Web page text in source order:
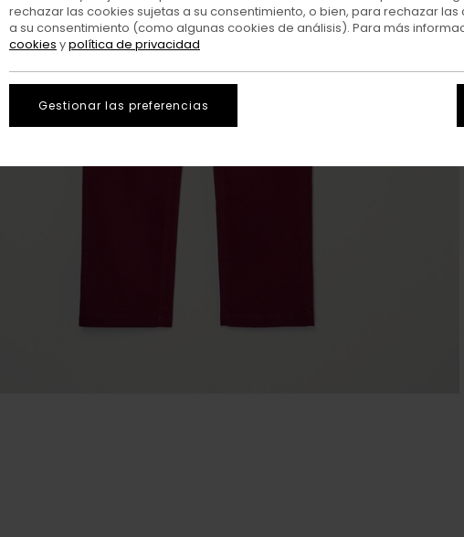
rechazar las cookies sujetas a su consentimiento, o bien, para rechazar
a su consentimiento (como algunas cookies de análisis). Para más
cookies ypolítica de privacidad
Gestionar las preferencias